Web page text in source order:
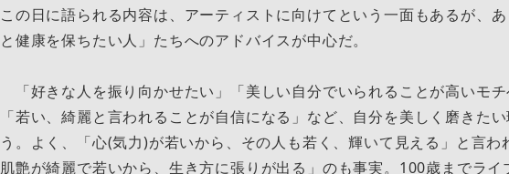
この日に語られる内容は、アーティストに向けてという一面もあるが、
と健康を保ちたい人」たちへのアドバイスが中心だ。
「好きな人を振り向かせたい」「美しい自分でいられることが高いモチ
「若い、綺麗と言われることが自信になる」など、自分を美しく磨きた
う。よく、「心(気力)が若いから、その人も若く、輝いて見える」と言
肌艶が綺麗で若いから、生き方に張りが出る」のも事実。100歳までラ